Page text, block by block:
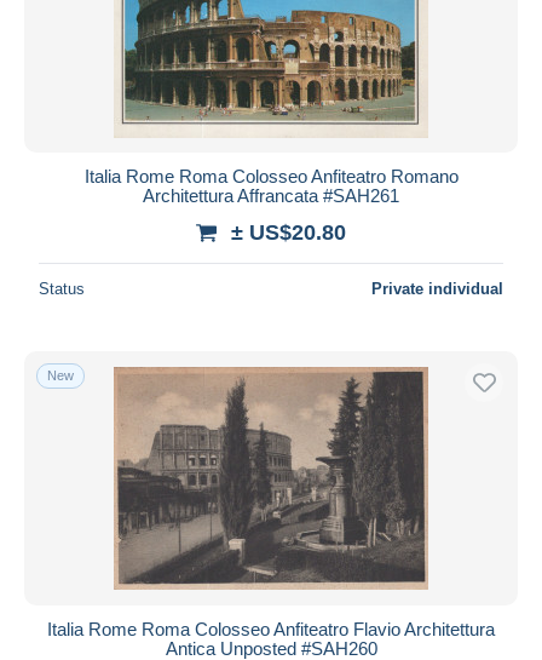
Italia Rome Roma Colosseo Anfiteatro Romano
Architettura Affrancata #SAH261
± US$20.80
Status Private individual
New
Italia Rome Roma Colosseo Anfiteatro Flavio Architettura
Antica Unposted #SAH260